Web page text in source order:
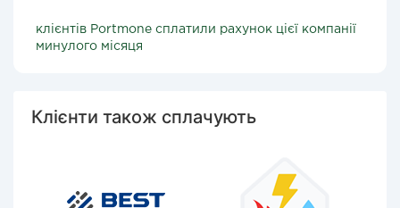
клієнтів Portmone сплатили рахунок цієї компанії
минулого місяця
Клієнти також сплачують